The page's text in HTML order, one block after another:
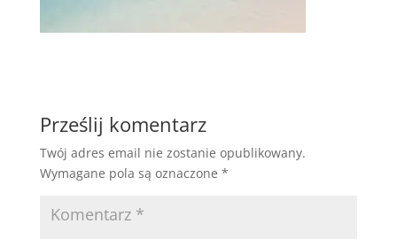
Prześlij komentarz
Twój adres email nie zostanie opublikowany.
Wymagane pola są oznaczone *